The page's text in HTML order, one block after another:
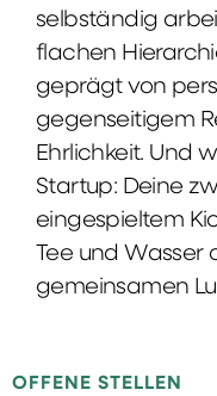
selbständig
flachen
geprägt von
gegenseitigem
Ehrlichkeit. Und
Startup: Deine
eingespieltem
Tee und
gemeinsamen
OFFENE STELLEN